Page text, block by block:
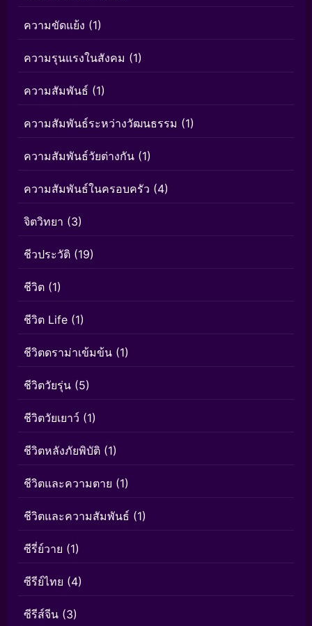
ความขัดแย้ง (1)
ความรุนแรงในสังคม (1)
ความสัมพันธ์ (1)
ความสัมพันธ์ระหว่างวัฒนธรรม (1)
ความสัมพันธ์วัยต่างกัน (1)
ความสัมพันธ์ในครอบครัว (4)
จิตวิทยา (3)
ชีวประวัติ (19)
ชีวิต (1)
ชีวิต Life (1)
ชีวิตดราม่าเข้มข้น (1)
ชีวิตวัยรุ่น (5)
ชีวิตวัยเยาว์ (1)
ชีวิตหลังภัยพิบัติ (1)
ชีวิตและความตาย (1)
ชีวิตและความสัมพันธ์ (1)
ซีรี่ย์วาย (1)
ซีรีย์ไทย (4)
ซีรีส์จีน (3)